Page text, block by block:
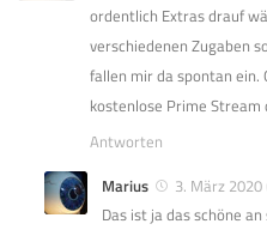
ordentlich Extras drauf
verschiedenen Zugaben
fallen mir da spontan ein.
kostenlose Prime Stream
Antworten
Marius
3. März
Das ist ja das schöne